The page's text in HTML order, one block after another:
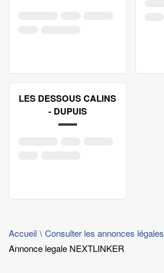
LES DESSOUS CALINS
- DUPUIS
Accueil Consulter les annonces légales
Annonce legale NEXTLINKER